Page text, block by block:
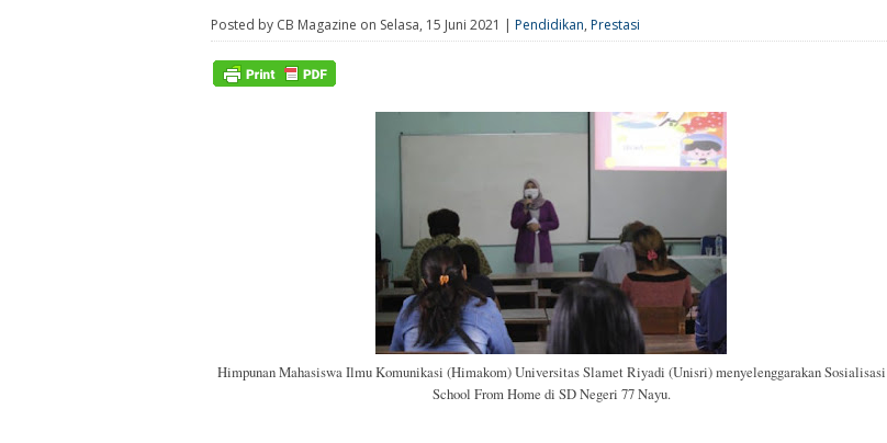
Posted by CB Magazine on Selasa, 15 Juni 2021 | Pendidikan, Prestasi
Himpunan Mahasiswa Ilmu Komunikasi (Himakom) Universitas Slamet Riyadi (Unisri) menyelenggarakan Sosialisasi
School From Home di SD Negeri 77 Nayu.